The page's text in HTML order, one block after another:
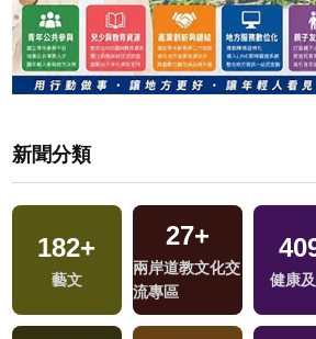
新聞分類
182+
藝文
27+
兩岸道教文化交
流專區
健康
1+
福建林公信俗文
化專區
788+
政治
9
海峽論